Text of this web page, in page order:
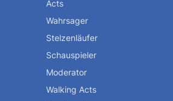
Acts
Wahrsager
Stelzenläufer
Schauspieler
Moderator
Walking Acts